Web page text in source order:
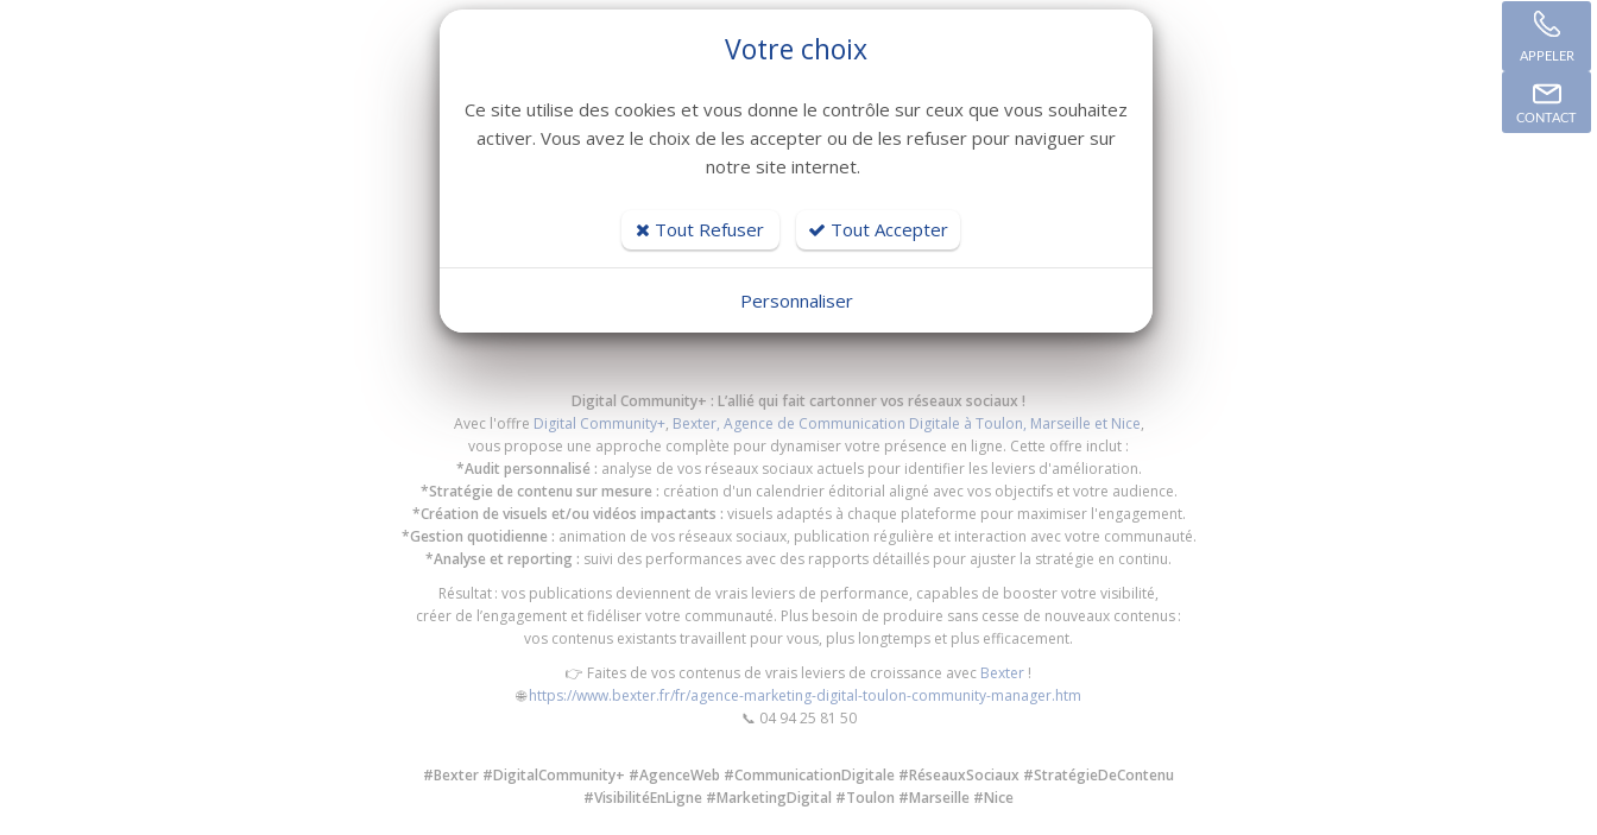
Digital Community+ : L’allié qui fait cartonner vos réseaux sociaux !
Avec l'offre Digital Community+, Bexter, Agence de Communication Digitale à Toulon, Marseille et Nice,
vous propose une approche complète pour dynamiser votre présence en ligne. Cette offre inclut :
*Audit personnalisé : analyse de vos réseaux sociaux actuels pour identifier les leviers d'amélioration.
*Stratégie de contenu sur mesure : création d'un calendrier éditorial aligné avec vos objectifs et votre audience.
*Création de visuels et/ou vidéos impactants : visuels adaptés à chaque plateforme pour maximiser l'engagement.
*Gestion quotidienne : animation de vos réseaux sociaux, publication régulière et interaction avec votre communauté.
*Analyse et reporting : suivi des performances avec des rapports détaillés pour ajuster la stratégie en continu.
Résultat : vos publications deviennent de vrais leviers de performance, capables de booster votre visibilité,
créer de l’engagement et fidéliser votre communauté. Plus besoin de produire sans cesse de nouveaux contenus :
vos contenus existants travaillent pour vous, plus longtemps et plus efficacement.
👉 Faites de vos contenus de vrais leviers de croissance avec Bexter !
🌐https://www.bexter.fr/fr/agence-marketing-digital-toulon-community-manager.htm
📞 04 94 25 81 50
#Bexter #DigitalCommunity+ #AgenceWeb #CommunicationDigitale #RéseauxSociaux #StratégieDeContenu
#VisibilitéEnLigne #MarketingDigital #Toulon #Marseille #Nice
APPELER
CONTACT
Votre choix
Ce site utilise des cookies et vous donne le contrôle sur ceux que vous souhaitez
activer. Vous avez le choix de les accepter ou de les refuser pour naviguer sur
notre site internet.
Tout Refuser Tout Accepter
Personnaliser